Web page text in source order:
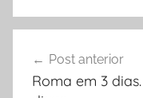
de
Post anterior
Roma em 3